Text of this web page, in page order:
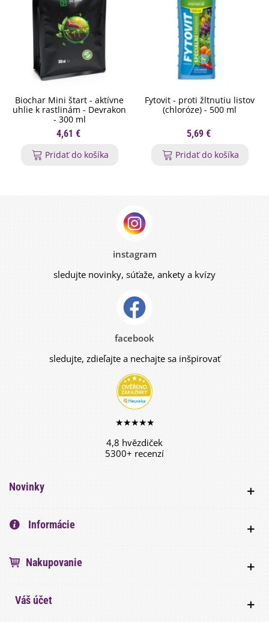
Biochar Mini štart - aktívne
uhlie k rastlinám - Devrakon
- 300 ml
4,61 €
Pridať do košíka
Fytovit - proti žltnutiu listov
(chloróze) - 500 ml
5,69 €
Pridať do košíka
instagram
sledujte novinky, súťaže, ankety a kvízy
facebook
sledujte, zdieľajte a nechajte sa inšpirovať
★★★★★
4,8 hvězdiček
5300+ recenzí
Novinky
Informácie
Nakupovanie
Váš účet